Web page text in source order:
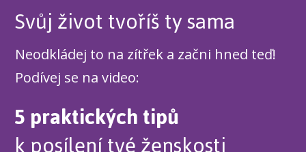
Svůj život tvoříš ty sama
Neodkládej to na zítřek a začni hned teď!
Podívej se na video:
5 praktických tipů